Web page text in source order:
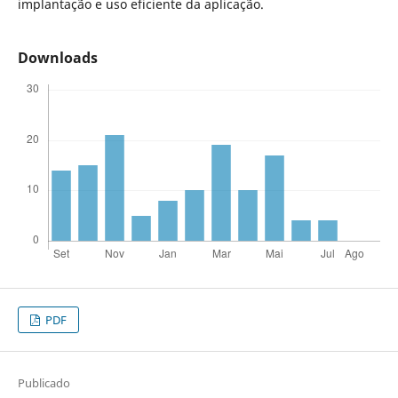
implantação e uso eficiente da aplicação.
Downloads
PDF
Publicado